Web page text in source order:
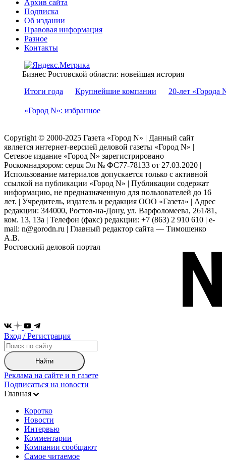
Архив сайта
Подписка
Об издании
Правовая информация
Разное
Контакты
Бизнес Ростовской области: новейшая история
Итоги года
Крупнейшие компании 20-лет «Города
«Город N»: избранное
Copyright © 2000-2025 Газета «Город N» | Данный сайт
является интернет-версией деловой газеты «Город N» |
Сетевое издание «Город N» зарегистрировано
Роскомнадзором: серuя Эл № ФС77-78133 от 27.03.2020 |
Использование материалов допускается только с активной
ссылкой на публикации «Город N» | Публикации содержат
информацию, не предназначенную для пользователей до 16
лет. | Учредитель, издатель и редакция ООО «Газета» | Адрес
редакции: 344000, Ростов-на-Дону, ул. Варфоломеева, 261/81,
ком. 13, 13а | Телефон (факс) редакции: +7 (863) 2 910 610 | e-
mail: n@gorodn.ru | Главный редактор сайта — Тимошенко
А.В.
Ростовский деловой портал
Вход / Регистрация
Найти
Реклама на сайте и в газете
Подписаться на новости
Главная
Коротко
Новости
Интервью
Комментарии
Компании сообщают
Самое читаемое